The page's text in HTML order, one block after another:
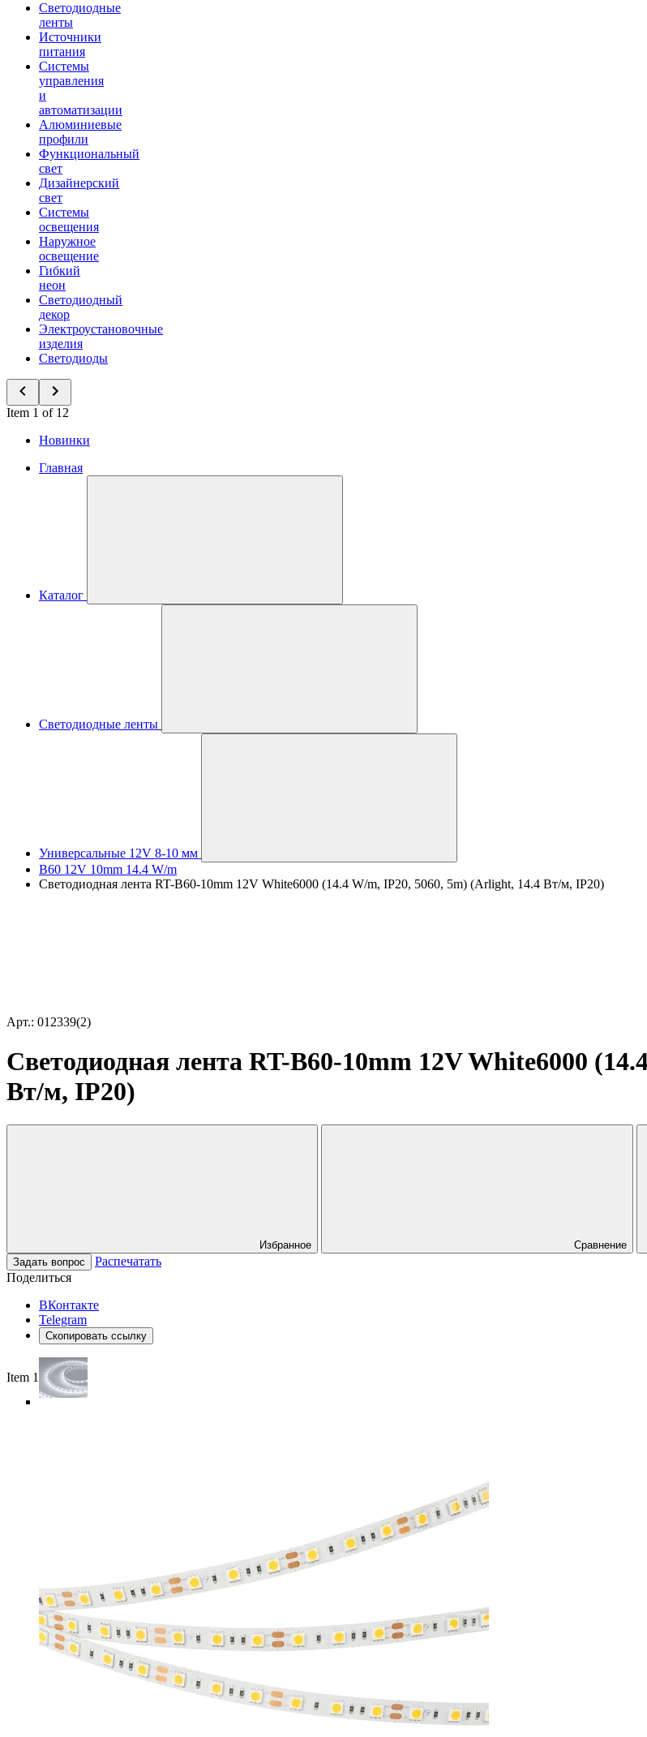
Светодиодные
ленты
Источники
питания
Системы
управления
и
автоматизации
Алюминиевые
профили
Функциональный
свет
Дизайнерский
свет
Системы
освещения
Наружное
освещение
Гибкий
неон
Светодиодный
декор
Электроустановочные
изделия
Светодиоды
Item 1 of 12
Новинки
Главная
Каталог
Светодиодные ленты
Универсальные 12V 8-10 мм
B60 12V 10mm 14.4 W/m
Светодиодная лента RT-B60-10mm 12V White6000 (14.4 W/m, IP20, 5060, 5m) (Arlight, 14.4 Вт/м, IP20)
Арт.: 012339(2)
Светодиодная лента RT-B60-10mm 12V White6000
Вт/м, IP20)
Избранное Сравнение
Задать вопрос
Распечатать
Поделиться
ВКонтакте
Telegram
Скопировать ссылку
Item 1 of 5